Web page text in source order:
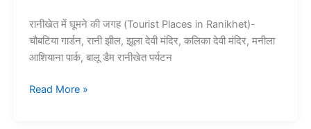
रानीखेत में घूमने की जगह (Tourist Places in Ranikhet)-
चौबटिया गार्डन, रानी झील, झूला देवी मंदिर, कलिका देवी मंदिर, मनीला
आशियाना पार्क, बालू डैम रानीखेत पर्यटन
10+
Read More »